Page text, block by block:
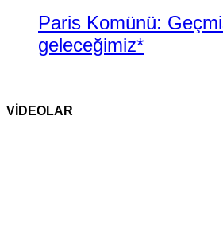
Paris Komünü:
geleceğimiz*
VİDEOLAR